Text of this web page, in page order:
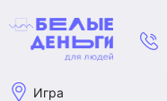
Игра